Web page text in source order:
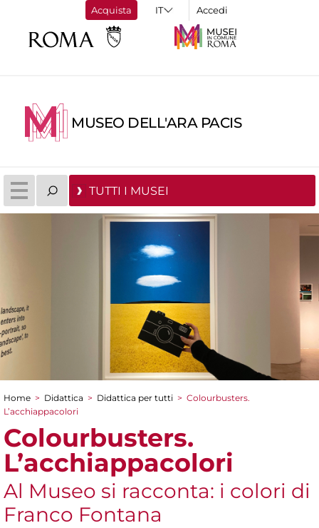
Acquista Accedi
MUSEO DELL'ARA PACIS
TUTTI I MUSEI
Tu sei qui
Home > Didattica > Didattica per tutti > Colourbusters.
L’acchiappacolori
Colourbusters.
L’acchiappacolori
Al Museo si racconta: i colori di
Franco Fontana